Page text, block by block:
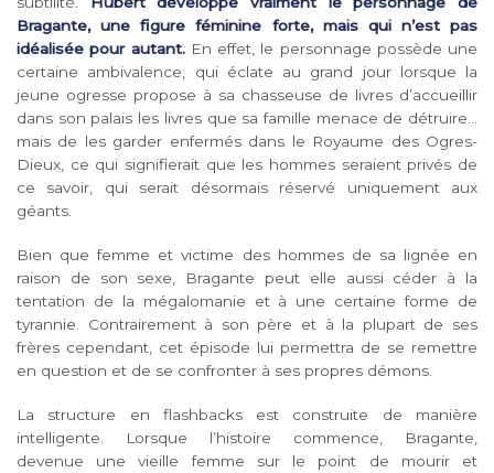
Bragante, une figure féminine forte, mais qui n’est pas
idéalisée pour autant.En effet, le personnage possède une
certaine ambivalence, qui éclate au grand jour lorsque la
jeune ogresse propose à sa chasseuse de livres d’accueillir
dans son palais les livres que sa famille menace de détruire…
mais de les garder enfermés dans le Royaume des Ogres-
Dieux, ce qui signifierait que les hommes seraient privés de
ce savoir, qui serait désormais réservé uniquement aux
géants.
Bien que femme et victime des hommes de sa lignée en
raison de son sexe, Bragante peut elle aussi céder à la
tentation de la mégalomanie et à une certaine forme de
tyrannie. Contrairement à son père et à la plupart de ses
frères cependant, cet épisode lui permettra de se remettre
en question et de se confronter à ses propres démons.
La structure en flashbacks est construite de manière
intelligente. Lorsque l’histoire commence, Bragante,
devenue une vieille femme sur le point de mourir et